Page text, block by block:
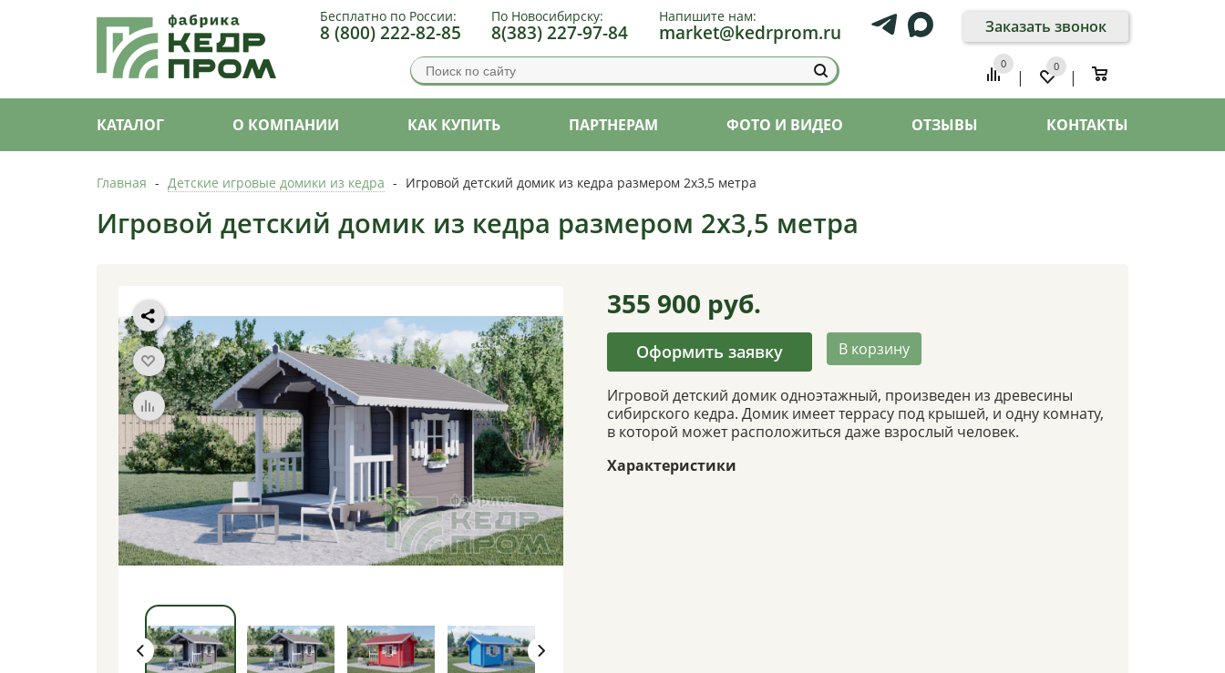
Бесплатно по России:
8 (800) 222-82-85
По Новосибирску:
8(383) 227-97-84
Напишите нам:
market@kedrprom.ru Заказать звонок
0
|
0
|
КАТАЛОГ О КОМПАНИИ КАК КУПИТЬ ПАРТНЕРАМ ФОТО И ВИДЕО ОТЗЫВЫ КОНТАКТЫ
Главная - Детские игровые домики из кедра - Игровой детский домик из кедра размером 2х3,5 метра
Игровой детский домик из кедра размером 2х3,5 метра
355 900 руб.
Оформить заявку В корзину
Игровой детский домик одноэтажный, произведен из древесины
сибирского кедра. Домик имеет террасу под крышей, и одну комнату,
в которой может расположиться даже взрослый человек.
Характеристики